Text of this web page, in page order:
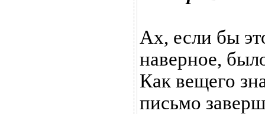
Ах, если бы
наверное,
Как вещего
письмо